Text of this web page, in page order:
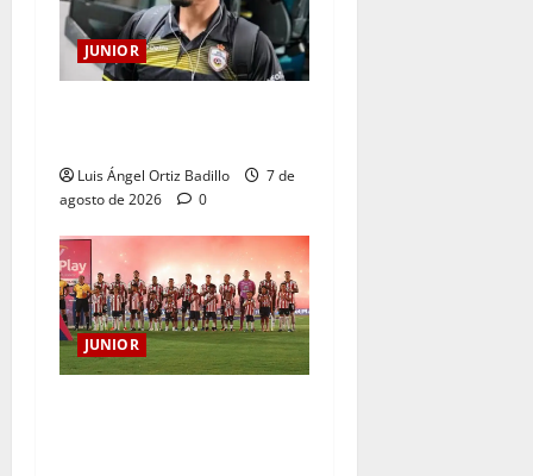
JUNIOR
Luis Ángel Ortiz Badillo
7 de
agosto de 2026
0
JUNIOR